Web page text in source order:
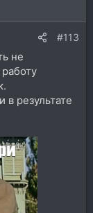
#113
не
результате